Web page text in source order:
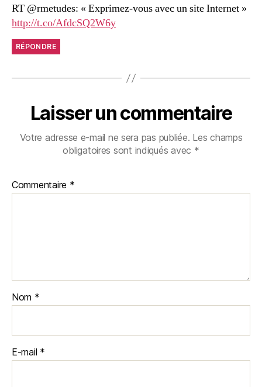
RT @rmetudes: « Exprimez-vous avec un site Internet »
http://t.co/AfdcSQ2W6y
RÉPONDRE
Laisser un commentaire
Votre adresse e-mail ne sera pas publiée. Les champs
obligatoires sont indiqués avec *
Commentaire *
Nom *
E-mail *